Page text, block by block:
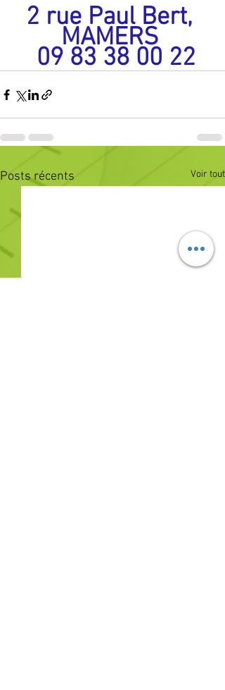
2 rue Paul Bert,
MAMERS
09 83 38 00 22
Posts récents Voir tout